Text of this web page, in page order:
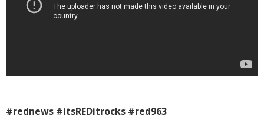
#rednews #itsREDitrocks #red963